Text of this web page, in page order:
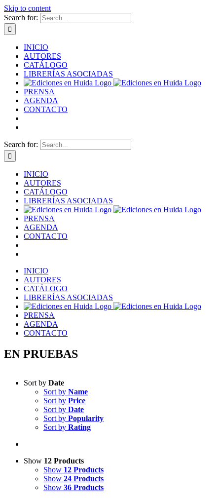
Skip to content
Search for:
INICIO
AUTORES
CATÁLOGO
LIBRERÍAS ASOCIADAS
PRENSA
AGENDA
CONTACTO
Search for:
INICIO
AUTORES
CATÁLOGO
LIBRERÍAS ASOCIADAS
PRENSA
AGENDA
CONTACTO
INICIO
AUTORES
CATÁLOGO
LIBRERÍAS ASOCIADAS
PRENSA
AGENDA
CONTACTO
EN PRUEBAS
Sort by Date
Sort by Name
Sort by Price
Sort by Date
Sort by Popularity
Sort by Rating
Show 12 Products
Show 12 Products
Show 24 Products
Show 36 Products